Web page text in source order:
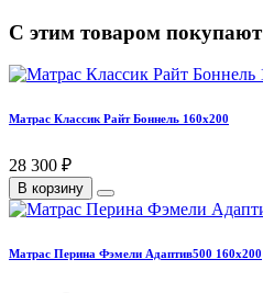
С этим товаром покупают
Матрас Классик Райт Боннель 160х200
28 300 ₽
В корзину
Матрас Перина Фэмели Адаптив500 160х200